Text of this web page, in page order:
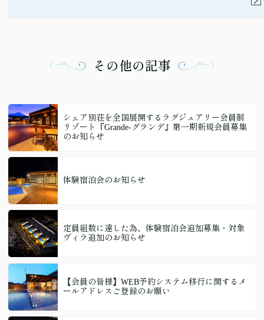
その他の記事
シェア別荘を全国展開するラグジュアリー会員制
リゾート『Grande-グランデ』第一期新規会員募集
のお知らせ
体験宿泊会のお知らせ
定員組数に達した為、体験宿泊会追加募集・対象
ヴィラ追加のお知らせ
【会員の皆様】WEB予約システム移行に関するメ
ールアドレスご登録のお願い